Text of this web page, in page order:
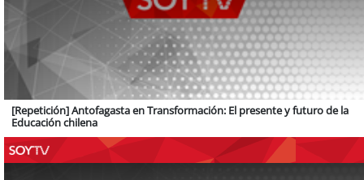
[Repetición] Antofagasta en Transformación: El presente y futuro de la
Educación chilena